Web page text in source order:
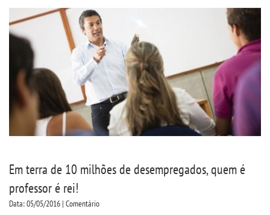
Em terra de 10 milhões de desempregados, quem é
professor é rei!
Data: 05/05/2016 | Comentário